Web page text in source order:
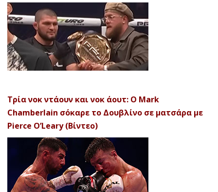
Τρία νοκ ντάουν και νοκ άουτ: Ο Mark
Chamberlain σόκαρε το Δουβλίνο σε ματσάρα με
Pierce O’Leary (Βίντεο)